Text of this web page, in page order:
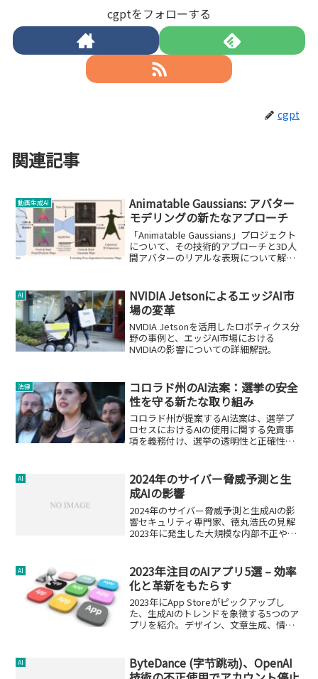
cgptをフォローする
cgpt
関連記事
動画生成AI
Animatable Gaussians: アバター
モデリングの新たなアプローチ
「Animatable Gaussians」プロジェクト
について、その技術的アプローチと3D人
間アバターのリアルな表現について解
AI
NVIDIA JetsonによるエッジAI市
場の変革
NVIDIA Jetsonを活用したロボティクス分
野の事例と、エッジAI市場における
NVIDIAの影響についての詳細解説。
法律
コロラド州のAI法案：選挙の安全
性を守る新たな取り組み
コロラド州が提案するAI法案は、選挙プ
ロセスにおけるAIの使用に関する免責事
項を義務付け、選挙の透明性と正確性を
AI
2024年のサイバー脅威予測と生
成AIの影響
2024年のサイバー脅威予測と生成AIの影
響セキュリティ専門家、徳丸浩氏の見解
2023年に発生した大規模な内部不正やラ
攻撃の動向について、メディア向け勉強
会でその見...
AI
2023年注目のAIアプリ5選 – 効率
化と革新をもたらす
2023年にApp Storeがピックアップし
た、生成AIのトレンドを象徴する5つのア
プリを紹介。デザイン、文章生成、情報
AI
ByteDance (字节跳动)、OpenAI